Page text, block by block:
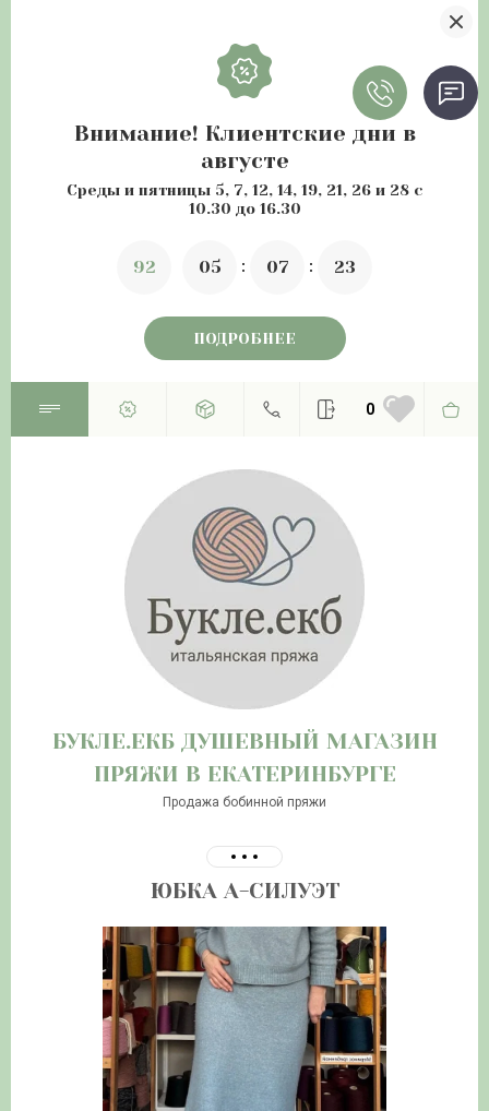
Внимание! Клиентские дни в
августе
Среды и пятницы 5, 7, 12, 14, 19, 21, 26 и 28 с
10.30 до 16.30
92 05 07 22
ПОДРОБНЕЕ
0
БУКЛЕ.ЕКБ ДУШЕВНЫЙ МАГАЗИН
ПРЯЖИ В ЕКАТЕРИНБУРГЕ
Продажа бобинной пряжи
ЮБКА А-СИЛУЭТ